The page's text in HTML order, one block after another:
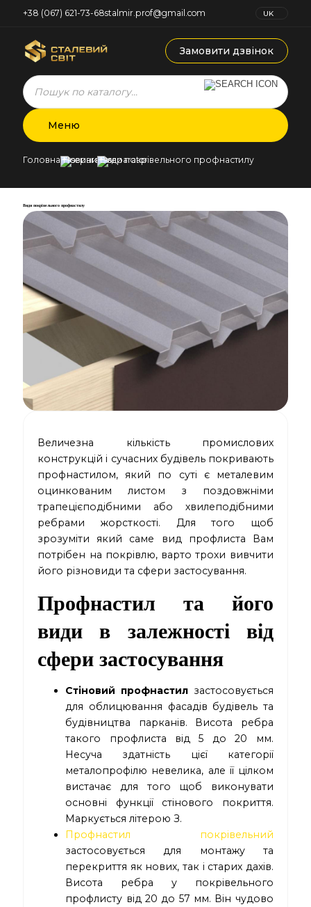
+38 (067) 621-73-68stalmir.prof@gmail.com
UK
Замовити дзвінок
Products
search
Меню
Головна Новини Види покрівельного профнастилу
Види покрівельного профнастилу
Величезна кількість промислових
конструкцій і сучасних будівель покривають
профнастилом, який по суті є металевим
оцинкованим листом з поздовжніми
трапецієподібними або хвилеподібними
ребрами жорсткості. Для того щоб
зрозуміти який саме вид профлиста Вам
потрібен на покрівлю, варто трохи вивчити
його різновиди та сфери застосування.
Профнастил та його
види в залежності від
сфери застосування
Стіновий профнастил застосовується
для облицювання фасадів будівель та
будівництва парканів. Висота ребра
такого профлиста від 5 до 20 мм.
Несуча здатність цієї категорії
металопрофілю невелика, але її цілком
вистачає для того щоб виконувати
основні функції стінового покриття.
Маркується літерою З.
Профнастил покрівельний
застосовується для монтажу та
перекриття як нових, так і старих дахів.
Висота ребра у покрівельного
профлисту від 20 до 57 мм. Він чудово